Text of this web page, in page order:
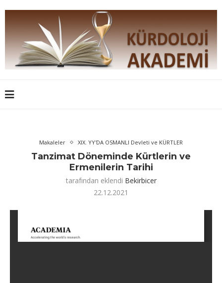
Makaleler XIX. YY'DA OSMANLI Devleti ve KÜRTLER
Tanzimat Döneminde Kürtlerin ve
Ermenilerin Tarihi
tarafından eklendi Bekirbicer
22.12.2021